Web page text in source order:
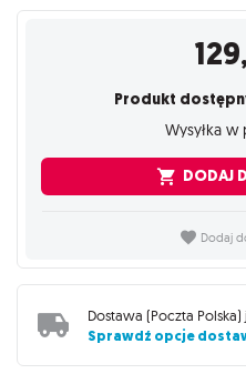
129
Produkt
Wysyłka w
DODAJ
Dodaj
Dostawa (Poczta Polska)
Sprawdź opcje